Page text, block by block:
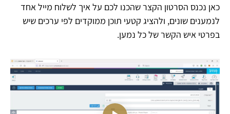
כאן נכנס הסרטון הקצר שהכנו לכם על איך לשלוח מייל אחד
לנמענים שונים, ולהציג קטעי תוכן ממוקדים לפי ערכים שיש
בפרטי איש הקשר של כל נמען.